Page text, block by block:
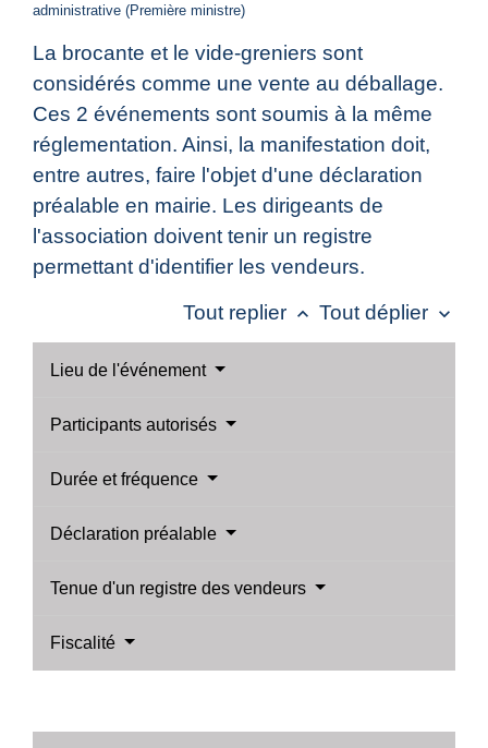
administrative (Première ministre)
La brocante et le vide-greniers sont
considérés comme une vente au déballage.
Ces 2 événements sont soumis à la même
réglementation. Ainsi, la manifestation doit,
entre autres, faire l'objet d'une déclaration
préalable en mairie. Les dirigeants de
l'association doivent tenir un registre
permettant d'identifier les vendeurs.
Tout replier keyboard_arrow_up Tout déplier keyboard_arrow_down
Lieu de l'événement
Participants autorisés
Durée et fréquence
Déclaration préalable
Tenue d'un registre des vendeurs
Fiscalité